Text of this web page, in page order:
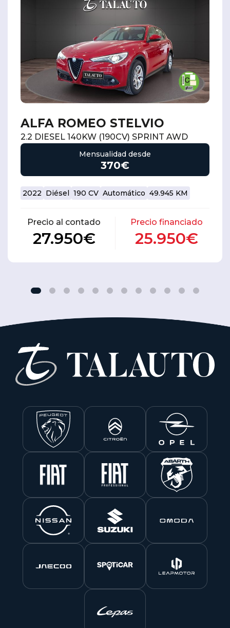
ALFA ROMEO STELVIO
2.2 DIESEL 140KW (190CV) SPRINT AWD
Mensualidad desde
370€
2022 Diésel 190 CV Automático 49.945 KM
Precio al contado
27.950€
Precio financiado
25.950€